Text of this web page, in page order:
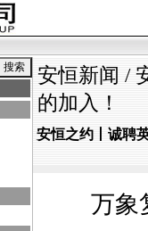
安恒新闻 /
的加入！
安恒之约丨诚聘
万象复